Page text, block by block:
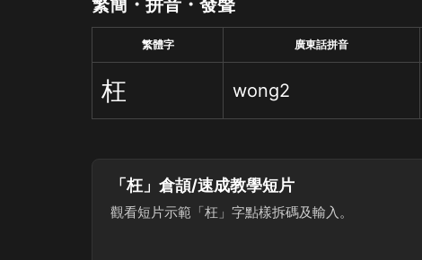
繁簡・拼音・發聲
繁體字 廣東話拼音
枉 wong2
「枉」倉頡/速成教學短片
觀看短片示範「枉」字點樣拆碼及輸入。